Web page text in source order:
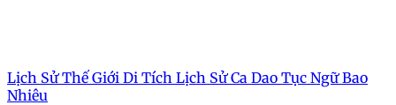
Lịch Sử Thế Giới Di Tích Lịch SửCa Dao Tục NgữBao
Nhiêu